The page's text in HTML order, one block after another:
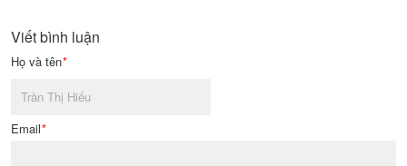
Viết bình luận
Họ và tên*
Email*